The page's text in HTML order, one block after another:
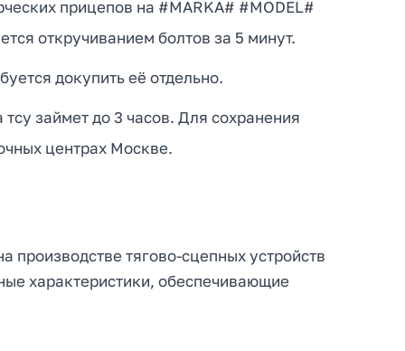
прицепов на #MARKA# #MODEL#
откручиванием болтов за 5 минут.
докупить её отдельно.
займет до 3 часов. Для сохранения
центрах Москве.
тягово-сцепных устройств
характеристики, обеспечивающие